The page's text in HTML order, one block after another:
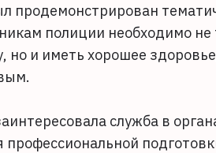
продемонстрирован
полиции необходимо
но и иметь хорошее
служба в
профессиональной